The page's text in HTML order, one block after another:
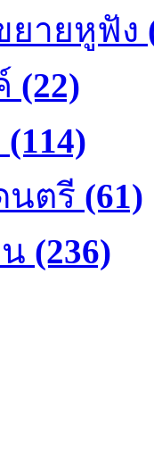
ยายหูฟัง
(22)
(114)
นตรี (61)
(236)